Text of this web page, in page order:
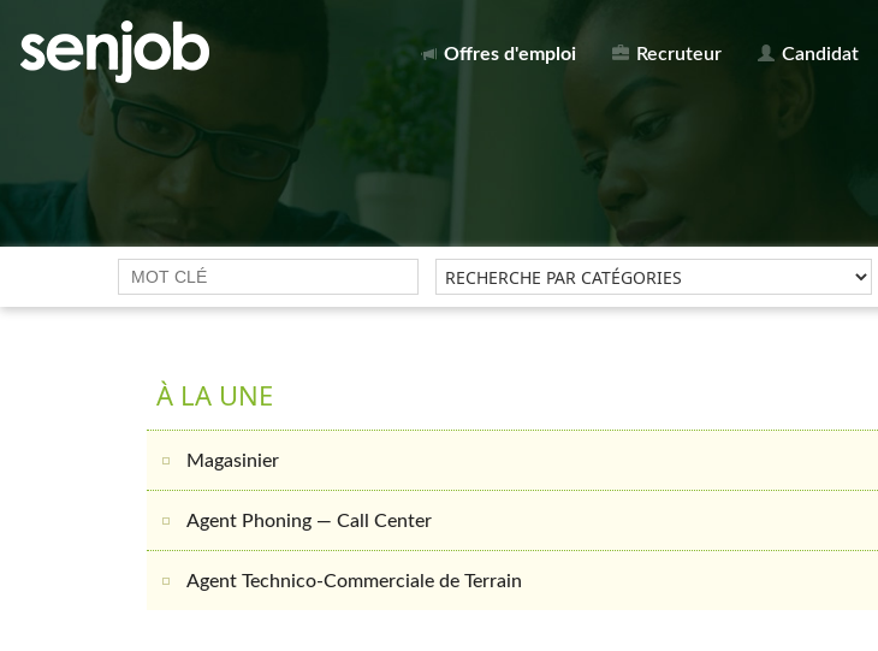
Offres d'emploi Recruteur Candidat
À LA UNE
Magasinier
Agent Phoning — Call Center
Agent Technico-Commerciale de Terrain